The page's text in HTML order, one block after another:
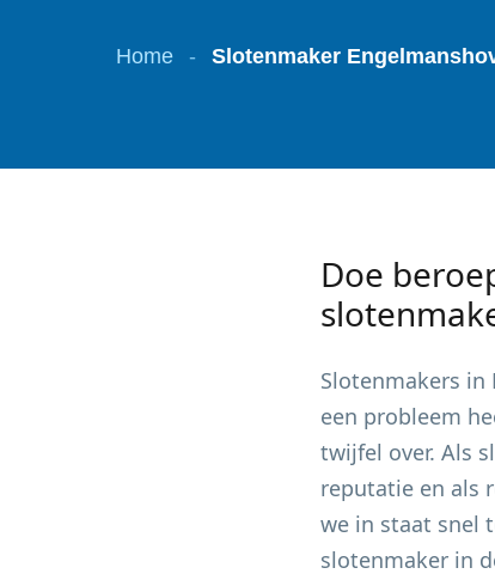
Home - Slotenmaker
Doe
Slotenmakers in
een probleem
twijfel over. Als
reputatie en als
we in staat snel
slotenmaker in